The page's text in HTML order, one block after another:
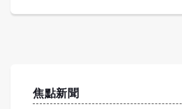
焦點新聞